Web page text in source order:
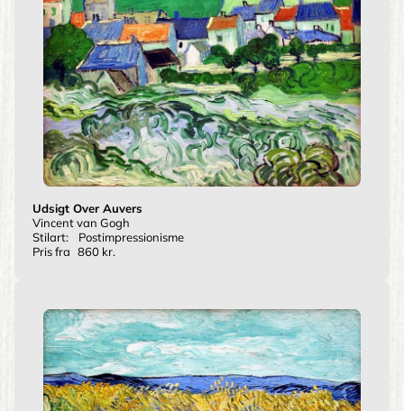
Udsigt Over Auvers
Vincent van Gogh
Stilart:
Postimpressionisme
Pris fra 860 kr.